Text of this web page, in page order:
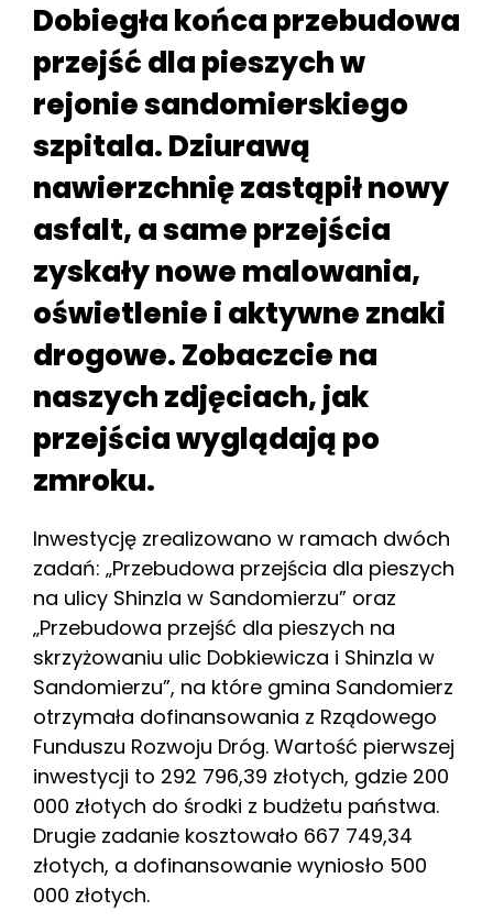
Dobiegła końca przebudowa
przejść dla pieszych w
rejonie sandomierskiego
szpitala. Dziurawą
nawierzchnię zastąpił nowy
asfalt, a same przejścia
zyskały nowe malowania,
oświetlenie i aktywne znaki
drogowe. Zobaczcie na
naszych zdjęciach, jak
przejścia wyglądają po
zmroku.
Inwestycję zrealizowano w ramach dwóch
zadań: „Przebudowa przejścia dla pieszych
na ulicy Shinzla w Sandomierzu” oraz
„Przebudowa przejść dla pieszych na
skrzyżowaniu ulic Dobkiewicza i Shinzla w
Sandomierzu”, na które gmina Sandomierz
otrzymała dofinansowania z Rządowego
Funduszu Rozwoju Dróg. Wartość pierwszej
inwestycji to 292 796,39 złotych, gdzie 200
000 złotych do środki z budżetu państwa.
Drugie zadanie kosztowało 667 749,34
złotych, a dofinansowanie wyniosło 500
000 złotych.